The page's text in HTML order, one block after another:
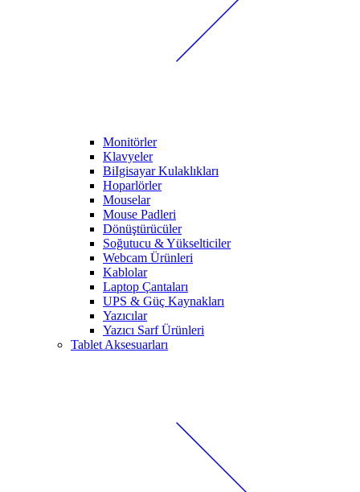
Monitörler
Klavyeler
BiIgisayar Kulaklıkları
Hoparlörler
Mouselar
Mouse Padleri
Dönüştürücüler
Soğutucu & Yükselticiler
Webcam Ürünleri
Kablolar
Laptop Çantaları
UPS & Güç Kaynakları
Yazıcılar
Yazıcı Sarf Ürünleri
Tablet Aksesuarları